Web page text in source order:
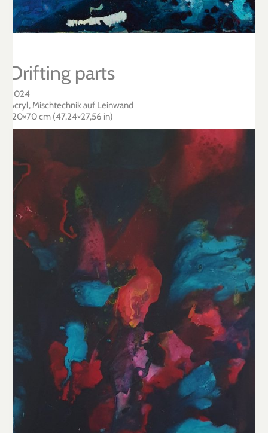
Drifting parts
2024
Acryl, Mischtechnik auf Leinwand
120×70 cm (47,24×27,56 in)